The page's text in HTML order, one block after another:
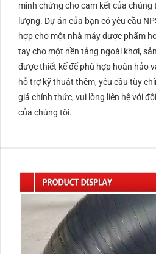
minh chứng cho cam kết của chúng
lượng. Dự án của bạn có yêu cầu
hợp cho một nhà máy dược phẩm
tay cho một nền tảng ngoài khơi,
được thiết kế để phù hợp hoàn hảo
hỗ trợ kỹ thuật thêm, yêu cầu tùy
giá chính thức, vui lòng liên hệ với
của chúng tôi.